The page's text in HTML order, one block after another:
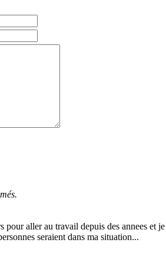
aller au travail depuis des annees et
seraient dans ma situation...